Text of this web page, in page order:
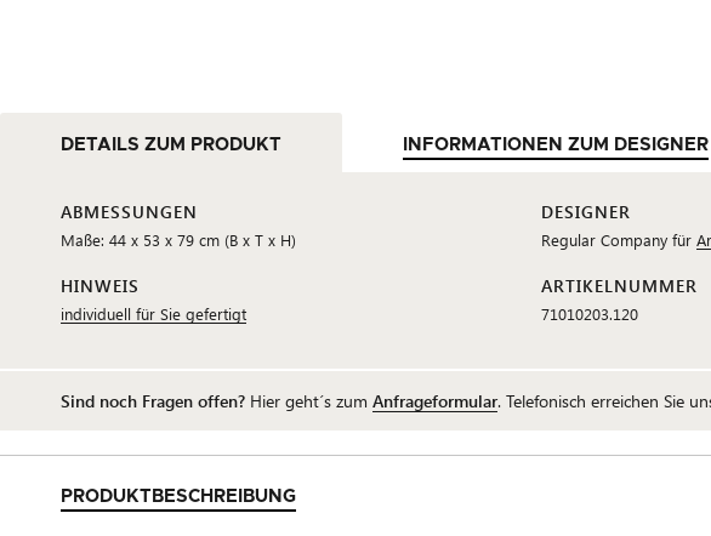
DETAILS ZUM PRODUKT INFORMATIONEN ZUM DESIGNER
ABMESSUNGEN
Maße: 44 x 53 x 79 cm (B x T x H)
HINWEIS
individuell für Sie gefertigt
DESIGNER
Regular Company für
ARTIKELNUMMER
71010203.120
Sind noch Fragen offen? Hier geht´s zum Anfrageformular. Telefonisch erreichen Sie
PRODUKTBESCHREIBUNG